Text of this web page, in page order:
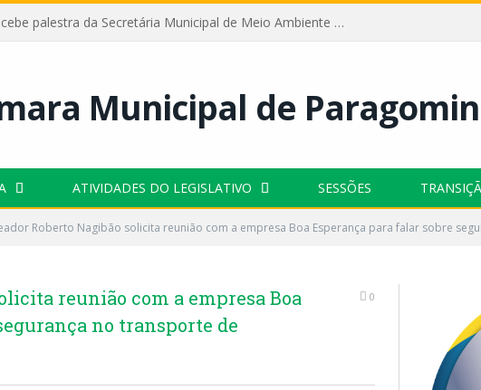
Câmara recebe palestra da Secretária Municipal de Meio Ambiente sobre as ações da “SEMANA DO MEIO AMBIENTE”
ATIVIDADES DO LEGISLATIVO SESSÕES
Roberto Nagibão solicita reunião com a empresa Boa Esperança para falar sobre
reunião com a empresa Boa
no transporte de
0